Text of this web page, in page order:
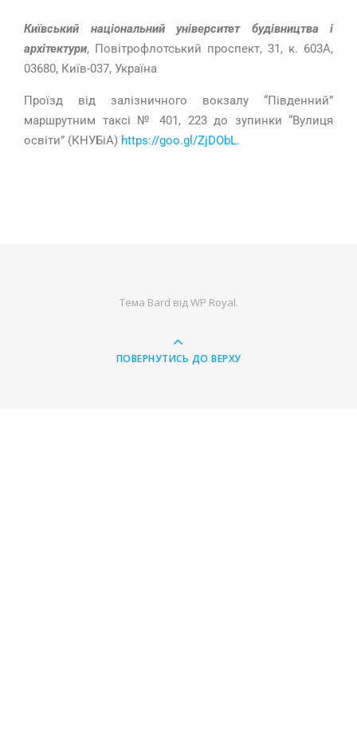
Київський національний університет будівництва і
архітектури, Повітрофлотський проспект, 31, к. 603А,
03680, Київ-037, Україна
Проїзд від залізничного вокзалу “Південний”
маршрутним таксі № 401, 223 до зупинки “Вулиця
освіти” (КНУБіА) https://goo.gl/ZjDObL.
Тема Bard відWP Royal.
ПОВЕРНУТИСЬ ДО ВЕРХУ